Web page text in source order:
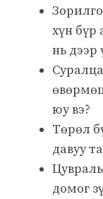
хүн бүр
нь дээр
юу вэ?
Төрөл
давуу
домог